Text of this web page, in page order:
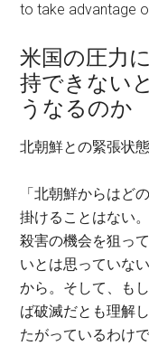
to take advantage
米国の圧力
持できない
うなるのか
北朝鮮との緊張状
「北朝鮮からはど
掛けることはない
殺害の機会を狙っ
いとは思っていな
から。そして、も
ば破滅だとも理解
たがっているわけ